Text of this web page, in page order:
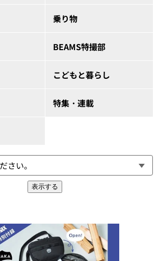
乗り物
BEAMS特撮部
こどもと暮らし
特集・連載
表示する